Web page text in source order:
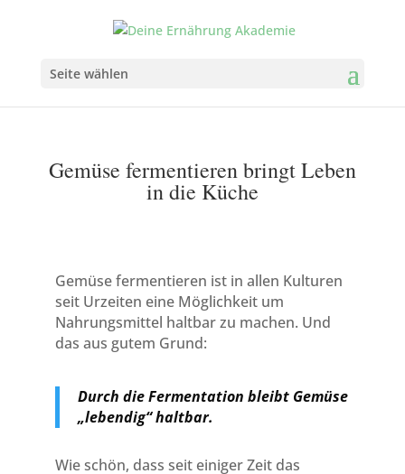
Seite wählen
Gemüse fermentieren bringt Leben
in die Küche
Gemüse fermentieren ist in allen Kulturen
seit Urzeiten eine Möglichkeit um
Nahrungsmittel haltbar zu machen. Und
das aus gutem Grund:
Durch die Fermentation bleibt Gemüse
„lebendig“ haltbar.
Wie schön, dass seit einiger Zeit das